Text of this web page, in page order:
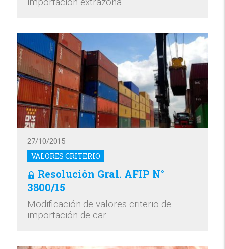
VALORES CRITERIO
27/10/2015
Resolución Gral. AFIP N°
3800/15
Modificación de valores criterio de
importación de car…